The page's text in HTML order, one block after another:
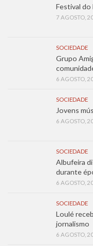
Festival do
7 AGOSTO,
SOCIEDADE
Grupo
6 AGOSTO,
SOCIEDADE
Jovens
6 AGOSTO,
SOCIEDADE
Albufeira
durante
6 AGOSTO,
SOCIEDADE
Loulé
jornalismo
6 AGOSTO,